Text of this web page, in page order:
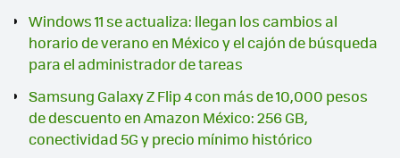
Windows 11 se actualiza: llegan los cambios al
horario de verano en México y el cajón de búsqueda
para el administrador de tareas
Samsung Galaxy Z Flip 4 con más de 10,000 pesos
de descuento en Amazon México: 256 GB,
conectividad 5G y precio mínimo histórico